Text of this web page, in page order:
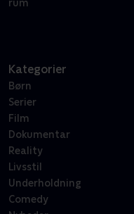
rum
Kategorier
Børn
Serier
Film
Dokumentar
Reality
Livsstil
Underholdning
Comedy